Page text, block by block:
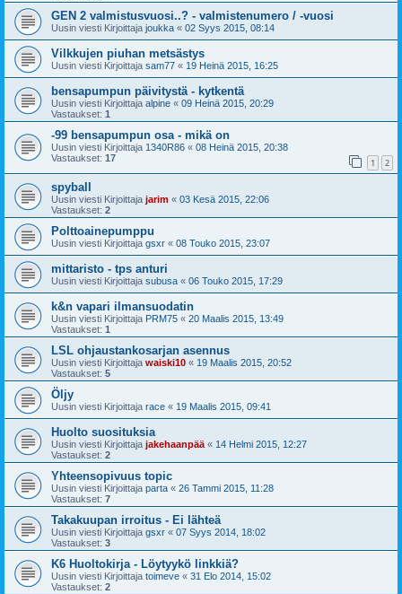
GEN 2 valmistusvuosi..? - valmistenumero / -vuosi
Uusin viesti Kirjoittaja joukka « 02 Syys 2015, 08:14
Vilkkujen piuhan metsästys
Uusin viesti Kirjoittaja sam77 « 19 Heinä 2015, 16:25
bensapumpun päivitystä - kytkentä
Uusin viesti Kirjoittaja alpine « 09 Heinä 2015, 20:29
Vastaukset: 1
-99 bensapumpun osa - mikä on
Uusin viesti Kirjoittaja 1340R86 « 08 Heinä 2015, 20:38
Vastaukset: 17 1 2
spyball
Uusin viesti Kirjoittaja jarim « 03 Kesä 2015, 22:06
Vastaukset: 2
Polttoainepumppu
Uusin viesti Kirjoittaja gsxr « 08 Touko 2015, 23:07
mittaristo - tps anturi
Uusin viesti Kirjoittaja subusa « 06 Touko 2015, 17:29
k&n vapari ilmansuodatin
Uusin viesti Kirjoittaja PRM75 « 20 Maalis 2015, 13:49
Vastaukset: 1
LSL ohjaustankosarjan asennus
Uusin viesti Kirjoittaja waiski10 « 19 Maalis 2015, 20:52
Vastaukset: 5
Öljy
Uusin viesti Kirjoittaja race « 19 Maalis 2015, 09:41
Huolto suosituksia
Uusin viesti Kirjoittaja jakehaanpää « 14 Helmi 2015, 12:27
Vastaukset: 2
Yhteensopivuus topic
Uusin viesti Kirjoittaja parta « 26 Tammi 2015, 11:28
Vastaukset: 7
Takakuupan irroitus - Ei lähteä
Uusin viesti Kirjoittaja gsxr « 07 Syys 2014, 18:02
Vastaukset: 3
K6 Huoltokirja - Löytyykö linkkiä?
Uusin viesti Kirjoittaja toimeve « 31 Elo 2014, 15:02
Vastaukset: 2